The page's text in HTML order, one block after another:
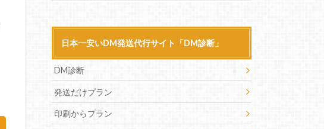
日本一安いDM発送代行サイト「DM診断」
DM診断
発送だけプラン
印刷からプラン